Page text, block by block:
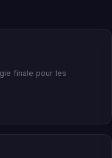
finale pour les